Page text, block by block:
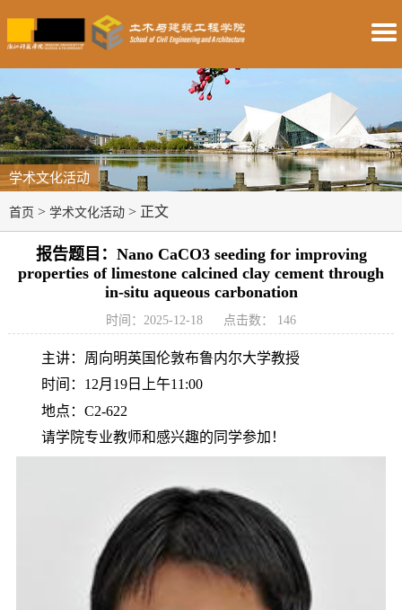
学术文化活动
首页 > 学术文化活动 > 正文
报告题目：Nano CaCO3 seeding for improving
properties of limestone calcined clay cement through
in-situ aqueous carbonation
时间：2025-12-18 点击数： 146
主讲：周向明英国伦敦布鲁内尔大学教授
时间： 12月 19日上午11:00
地点： C2-622
请学院专业教师和感兴趣的同学参加！